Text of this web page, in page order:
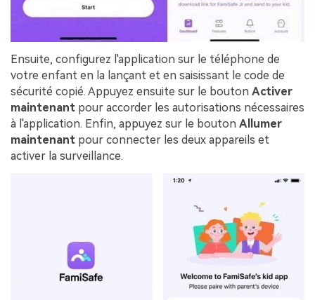
Ensuite, configurez l'application sur le téléphone de
votre enfant en la lançant et en saisissant le code de
sécurité copié. Appuyez ensuite sur le bouton Activer
maintenant pour accorder les autorisations nécessaires
à l'application. Enfin, appuyez sur le bouton Allumer
maintenant pour connecter les deux appareils et
activer la surveillance.